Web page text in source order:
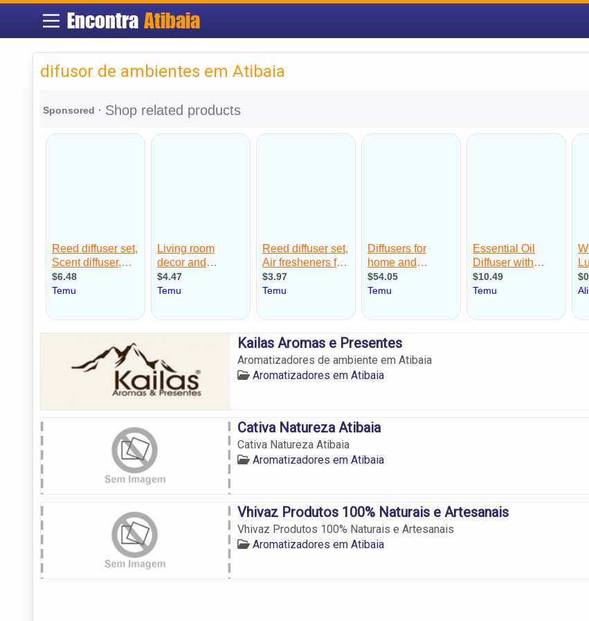
EncontraAtibaia
difusor de ambientes em Atibaia
Kailas Aromas e Presentes
Aromatizadores de ambiente em Atibaia
Aromatizadores em Atibaia
Cativa Natureza Atibaia
Cativa Natureza Atibaia
Aromatizadores em Atibaia
Vhivaz Produtos 100% Naturais e Artesanais
Vhivaz Produtos 100% Naturais e Artesanais
Aromatizadores em Atibaia